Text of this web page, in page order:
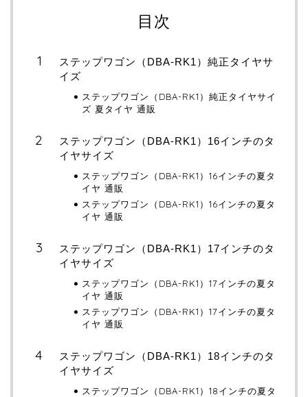
目次
ステップワゴン（DBA-RK1）純正タイヤサ
イズ
ステップワゴン（DBA-RK1）純正タイヤサイ
ズ 夏タイヤ 通販
ステップワゴン（DBA-RK1）16インチのタ
イヤサイズ
ステップワゴン（DBA-RK1）16インチの夏タ
イヤ 通販
ステップワゴン（DBA-RK1）16インチの夏タ
イヤ 通販
ステップワゴン（DBA-RK1）17インチのタ
イヤサイズ
ステップワゴン（DBA-RK1）17インチの夏タ
イヤ 通販
ステップワゴン（DBA-RK1）17インチの夏タ
イヤ 通販
ステップワゴン（DBA-RK1）18インチのタ
イヤサイズ
ステップワゴン（DBA-RK1）18インチの夏タ